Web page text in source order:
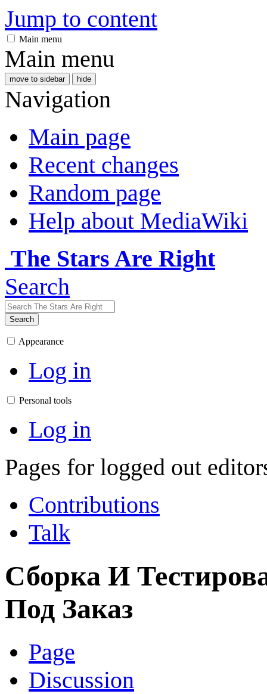
Jump to content
Main menu
Main menu
move to sidebar hide
Navigation
Main page
Recent changes
Random page
Help about MediaWiki
The Stars Are Right
Search
Search
Appearance
Log in
Personal tools
Log in
Pages for logged out
Contributions
Talk
Сборка И
Под Заказ
Page
Discussion